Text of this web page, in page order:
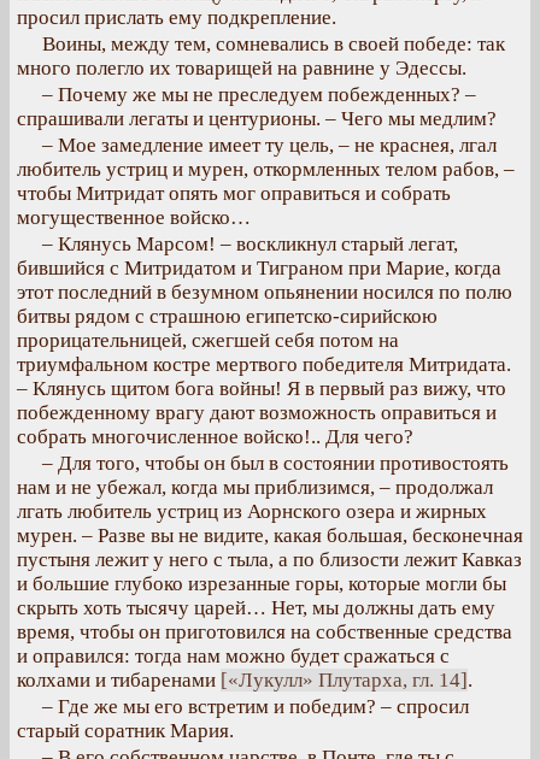
просил прислать ему подкрепление.
Воины, между тем, сомневались в своей победе: так
много полегло их товарищей на равнине у Эдессы.
– Почему же мы не преследуем побежденных? –
спрашивали легаты и центурионы. – Чего мы медлим?
– Мое замедление имеет ту цель, – не краснея, лгал
любитель устриц и мурен, откормленных телом рабов, –
чтобы Митридат опять мог оправиться и собрать
могущественное войско…
– Клянусь Марсом! – воскликнул старый легат,
бившийся с Митридатом и Тиграном при Марие, когда
этот последний в безумном опьянении носился по полю
битвы рядом с страшною египетско-сирийскою
прорицательницей, сжегшей себя потом на
триумфальном костре мертвого победителя Митридата.
– Клянусь щитом бога войны! Я в первый раз вижу, что
побежденному врагу дают возможность оправиться и
собрать многочисленное войско!.. Для чего?
– Для того, чтобы он был в состоянии противостоять
нам и не убежал, когда мы приблизимся, – продолжал
лгать любитель устриц из Аорнского озера и жирных
мурен. – Разве вы не видите, какая большая, бесконечная
пустыня лежит у него с тыла, а по близости лежит Кавказ
и большие глубоко изрезанные горы, которые могли бы
скрыть хоть тысячу царей… Нет, мы должны дать ему
время, чтобы он приготовился на собственные средства
и оправился: тогда нам можно будет сражаться с
колхами и тибаренами [«Лукулл» Плутарха, гл. 14].
– Где же мы его встретим и победим? – спросил
старый соратник Мария.